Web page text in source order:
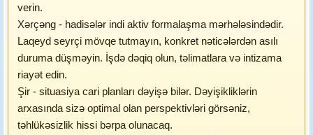
verin.
Xərçəng - hadisələr indi aktiv formalaşma mərhələsindədir.
Laqeyd seyrçi mövqe tutmayın, konkret nəticələrdən asılı
duruma düşməyin. İşdə dəqiq olun, təlimatlara və intizama
riayət edin.
Şir - situasiya cari planları dəyişə bilər. Dəyişikliklərin
arxasında sizə optimal olan perspektivləri görsəniz,
təhlükəsizlik hissi bərpa olunacaq.